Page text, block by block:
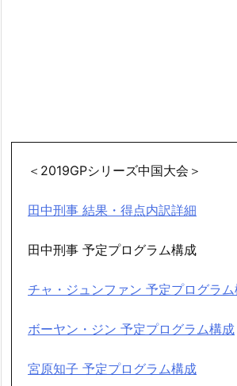
＜2019GPシリーズ中国大会＞
田中刑事 結果・得点内訳詳細
田中刑事 予定プログラム構成
チャ・ジュンファン 予定プログラ
ボーヤン・ジン 予定プログラム構成
宮原知子 予定プログラム構成